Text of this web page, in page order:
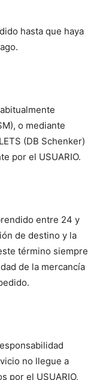
hasta que haya
o mediante
(DB Schenker)
por el USUARIO.
entre 24 y
de destino y la
término siempre
de la mercancía
no llegue a
por el USUARIO,